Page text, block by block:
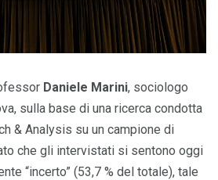
Daniele Marini, sociologo
sulla base di una ricerca condotta
& Analysis su un campione di
che gli intervistati si sentono oggi
“incerto” (53,7 % del totale), tale